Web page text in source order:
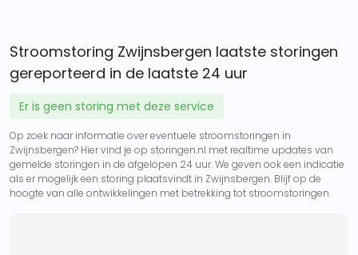
Stroomstoring Zwijnsbergen laatste storingen
gereporteerd in de laatste 24 uur
Er is geen storing met deze service
Op zoek naar informatie over eventuele stroomstoringen in
Zwijnsbergen? Hier vind je op storingen.nl met realtime updates van
gemelde storingen in de afgelopen 24 uur. We geven ook een indicatie
als er mogelijk een storing plaatsvindt in Zwijnsbergen. Blijf op de
hoogte van alle ontwikkelingen met betrekking tot stroomstoringen.